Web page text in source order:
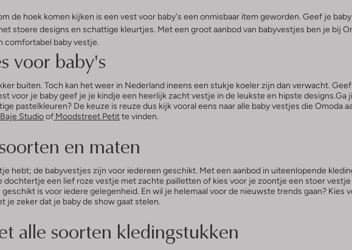
de hoek komen kijken is een vest voor baby's een onmisbaar item geworden. Geef je
stoere designs en schattige kleurtjes. Met een groot aanbod van babyvestjes ben je bij
comfortabel baby vestje.
voor baby's
buiten. Toch kan het weer in Nederland ineens een stukje koeler zijn dan verwacht.
voor je baby geef je je kindje een heerlijk zacht vestje in de leukste en hipste
pastelkleuren? De keuze is reuze dus kijk vooral eens naar alle baby vestjes die Omoda
Baje Studioof Moodstreet Petitte vinden.
en maten
hebt; de babyvestjes zijn voor iedereen geschikt. Met een aanbod in uiteenlopende
dochtertje een lief roze vestje met zachte pailletten of kies voor je zoontje een stoer
is voor iedere gelegenheid. En wil je helemaal voor de nieuwste trends gaan?
je zeker dat je baby de show gaat stelen.
alle soorten kledingstukken